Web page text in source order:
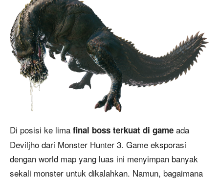
Di posisi ke lima final boss terkuat di game ada
Deviljho dari Monster Hunter 3. Game eksporasi
dengan world map yang luas ini menyimpan banyak
sekali monster untuk dikalahkan. Namun, bagaimana